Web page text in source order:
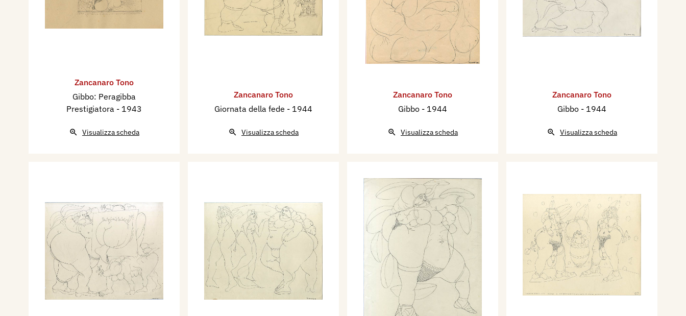
Zancanaro Tono
Gibbo: Peragibba
Prestigiatora - 1943
Visualizza scheda
Zancanaro Tono
Giornata della fede - 1944
Visualizza scheda
Zancanaro Tono
Gibbo - 1944
Visualizza scheda
Zancanaro Tono
Gibbo - 1944
Visualizza scheda